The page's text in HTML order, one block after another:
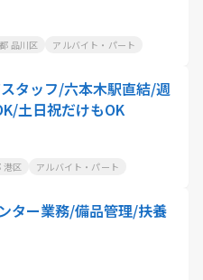
品川区 アルバイト・パート
タッフ/六本木駅直結/週
土日祝だけもOK
港区 アルバイト・パート
ター業務/備品管理/扶養